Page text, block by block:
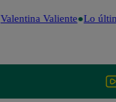
Valiente Lo